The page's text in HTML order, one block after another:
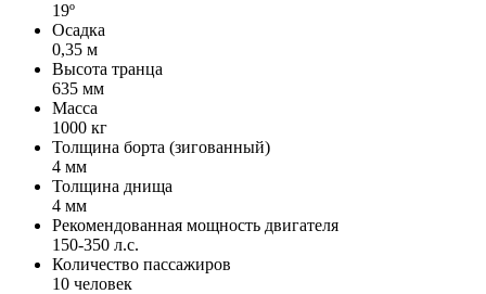
19º
Осадка
0,35 м
Высота транца
635 мм
Масса
1000 кг
Толщина борта (зигованный)
4 мм
Толщина днища
4 мм
Рекомендованная мощность двигателя
150-350 л.с.
Количество пассажиров
10 человек